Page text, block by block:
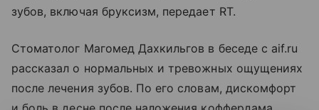
зубов, включая бруксизм, передает RT.
Стоматолог Магомед Дахкильгов в беседе с aif.ru
рассказал о нормальных и тревожных ощущениях
после лечения зубов. По его словам, дискомфорт